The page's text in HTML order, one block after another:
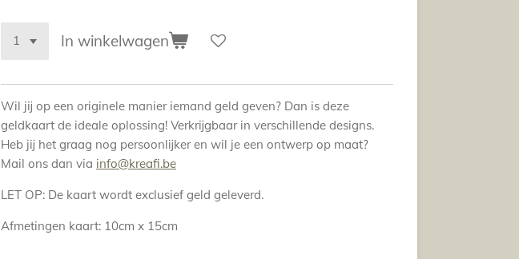
In winkelwagen
Wil jij op een originele manier iemand geld geven? Dan is deze
geldkaart de ideale oplossing! Verkrijgbaar in verschillende designs.
Heb jij het graag nog persoonlijker en wil je een ontwerp op maat?
Mail ons dan via info@kreafi.be
LET OP: De kaart wordt exclusief geld geleverd.
Afmetingen kaart: 10cm x 15cm